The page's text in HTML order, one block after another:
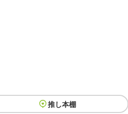
推し本棚